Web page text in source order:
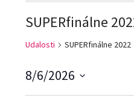
SUPERfinálne
Udalosti SUPERfinálne 2022
8/6/2026